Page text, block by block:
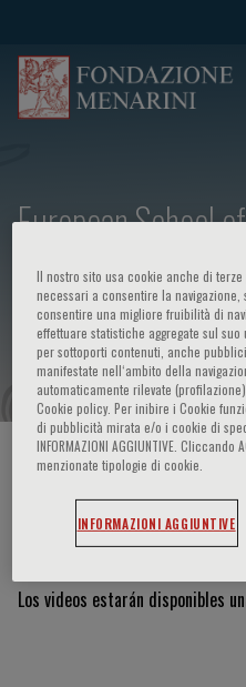
European School
- Course in
delle donne a
genetico di
HOME PAGE / CURSOS Y
Vídeos y
Los videos estarán disponibles
Il nostro sito usa cookie anche di
necessari a consentire la
consentire una migliore fruibilità di
effettuare statistiche aggregate sul
per sottoporti contenuti, anche
manifestate nell‘ambito della
automaticamente rilevate
Cookie policy. Per inibire i Cookie
di pubblicità mirata e/o i cookie di
INFORMAZIONI AGGIUNTIVE.
menzionate tipologie di cookie.
INFORMAZIONI AGGIUNTIVE